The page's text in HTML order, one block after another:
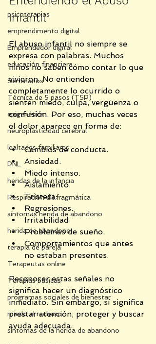
psicoterapias
emprendimento digital
Emprendedor digital
educación financiera
Seminarios
Técnica de 5 pasos (T5P)
epigenética
neuroplasticidad cerebral
lealtades familiares
PNL
heridas de la infancia
Respiración diafragmática
síntomas herida de abandono
herida de abandono
terapia de pareja
Terapeutas online
Terapias básicas
programas sociales de bienestar
miedo al rechazo
síntomas de la herida de abandono
Infantil
El abuso infantil no siempre se
expresa con palabras. Muchos
niños no saben cómo contar lo que
vivieron. No entienden
completamente lo ocurrido o
sienten miedo, culpa, vergüenza o
confusión. Por eso, muchas veces
el dolor aparece en forma de:
Cambios de conducta.
Ansiedad.
Miedo intenso.
Aislamiento.
Tristeza.
Regresiones.
Irritabilidad.
Problemas de sueño.
Comportamientos que antes
no estaban presentes.
Reconocer estas señales no
significa hacer un diagnóstico
inmediato. Sin embargo, sí significa
prestar atención, proteger y buscar
ayuda adecuada.